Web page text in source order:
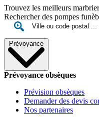
Trouvez les meilleurs
Rechercher des pompes
Prévoyance
Prévoyance obsèques
Prévision obsèques
Demander des devis
Nos partenaires